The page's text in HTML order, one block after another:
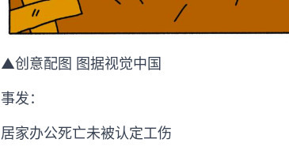
▲创意配图 图据视觉中国
事发：
居家办公死亡未被认定工伤